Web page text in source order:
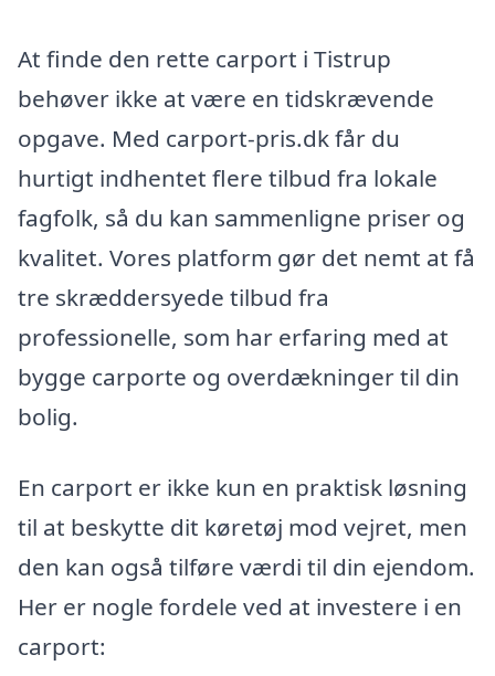
At finde den rette carport i Tistrup
behøver ikke at være en tidskrævende
opgave. Med carport-pris.dk får du
hurtigt indhentet flere tilbud fra lokale
fagfolk, så du kan sammenligne priser og
kvalitet. Vores platform gør det nemt at få
tre skræddersyede tilbud fra
professionelle, som har erfaring med at
bygge carporte og overdækninger til din
bolig.
En carport er ikke kun en praktisk løsning
til at beskytte dit køretøj mod vejret, men
den kan også tilføre værdi til din ejendom.
Her er nogle fordele ved at investere i en
carport: